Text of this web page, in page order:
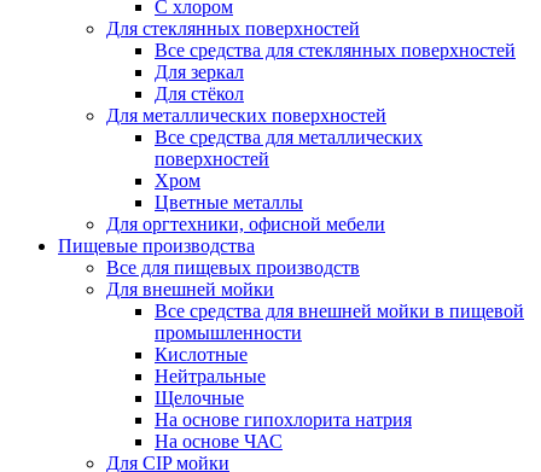
С хлором
Для стеклянных поверхностей
Все средства для стеклянных поверхностей
Для зеркал
Для стёкол
Для металлических поверхностей
Все средства для металлических
поверхностей
Хром
Цветные металлы
Для оргтехники, офисной мебели
Пищевые производства
Все для пищевых производств
Для внешней мойки
Все средства для внешней мойки в пищевой
промышленности
Кислотные
Нейтральные
Щелочные
На основе гипохлорита натрия
На основе ЧАС
Для CIP мойки